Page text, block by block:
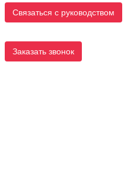
Связаться с руководством
Заказать звонок